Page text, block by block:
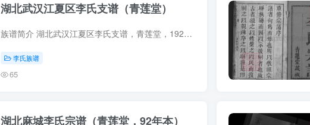
湖北武汉江夏区李氏支谱（青莲堂）
族谱简介 湖北武汉江夏区李氏支谱，青莲堂，1924年（民国13年）李先杰纂修，9册。始迁祖文秀，字毓南，号翘楚，迁鄂始祖，原籍陇西郡太原府，明初徙至湖北江夏府江夏县保菽寺西绣甫村。次子仲文...
李氏族谱
65
湖北麻城李氏宗谱（青莲堂，92年本）